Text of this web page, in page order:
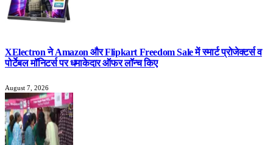
XElectron ने Amazon और Flipkart Freedom Sale में स्मार्ट प्रोजेक्टर्स व
पोर्टेबल मॉनिटर्स पर धमाकेदार ऑफर लॉन्च किए
August 7, 2026